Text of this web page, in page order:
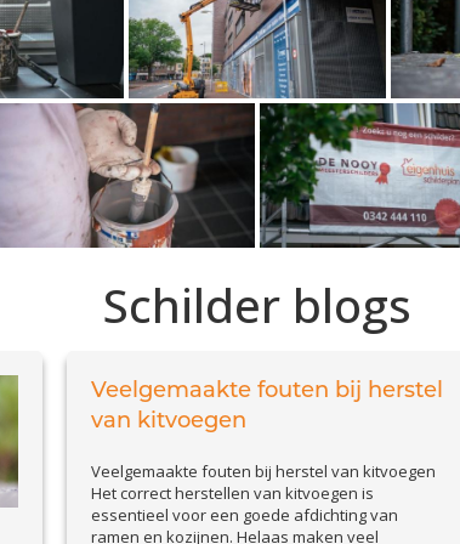
Schilder blogs
Veelgemaakte fouten bij herstel
van kitvoegen
Veelgemaakte fouten bij herstel van kitvoegen
Het correct herstellen van kitvoegen is
essentieel voor een goede afdichting van
ramen en kozijnen. Helaas maken veel